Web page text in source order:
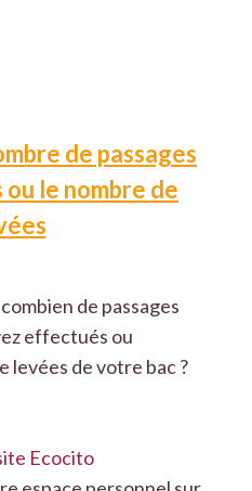
de passages
le nombre de
de passages
effectués ou
levées de votre bac ?
Ecocito